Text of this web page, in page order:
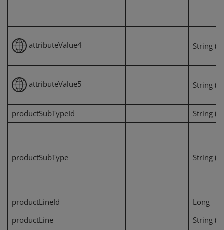
attributeValue4 String
attributeValue5 String
productSubTypeId String
productSubType String
productLineId
Long
productLine
String